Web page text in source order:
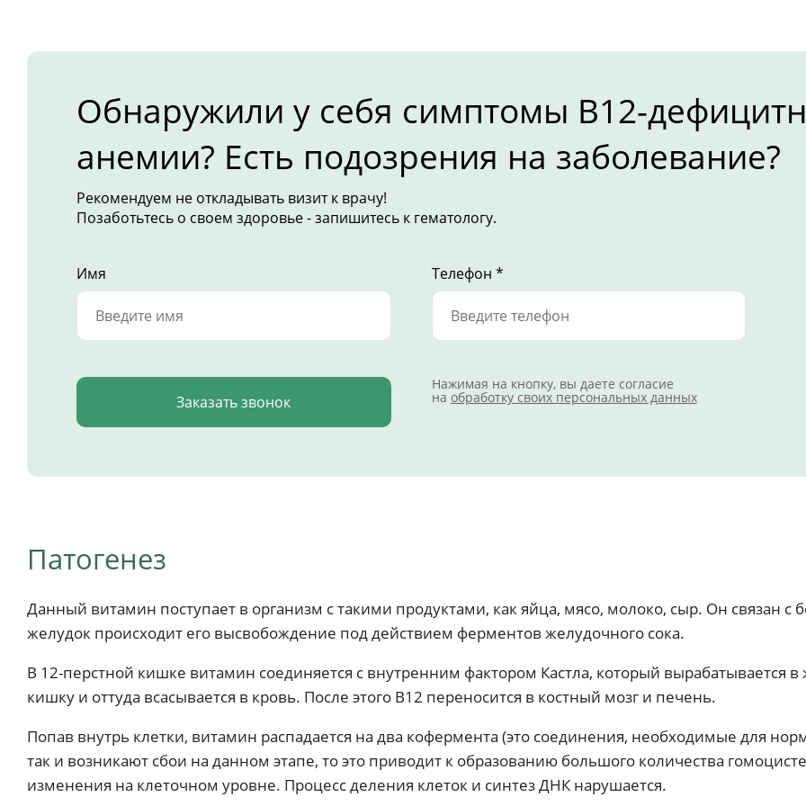
Обнаружили у себя симптомы B12-
анемии? Есть подозрения на заболевание?
Рекомендуем не откладывать визит к врачу!
Позаботьтесь о своем здоровье - запишитесь к гематологу.
Имя Телефон *
Заказать звонок
Нажимая на кнопку, вы даете согласие
на обработку своих персональных данных
Патогенез
Данный витамин поступает в организм с такими продуктами, как яйца, мясо, молоко, сыр. Он связан
желудок происходит его высвобождение под действием ферментов желудочного сока.
В 12-перстной кишке витамин соединяется с внутренним фактором Кастла, который вырабатывается
кишку и оттуда всасывается в кровь. После этого В12 переносится в костный мозг и печень.
Попав внутрь клетки, витамин распадается на два кофермента (это соединения, необходимые для
так и возникают сбои на данном этапе, то это приводит к образованию большого количества
изменения на клеточном уровне. Процесс деления клеток и синтез ДНК нарушается.